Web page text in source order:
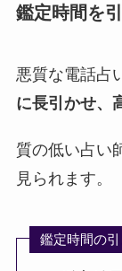
鑑定時間を
悪質な電話占
に長引かせ、
質の低い占い
見られます。
鑑定時間の